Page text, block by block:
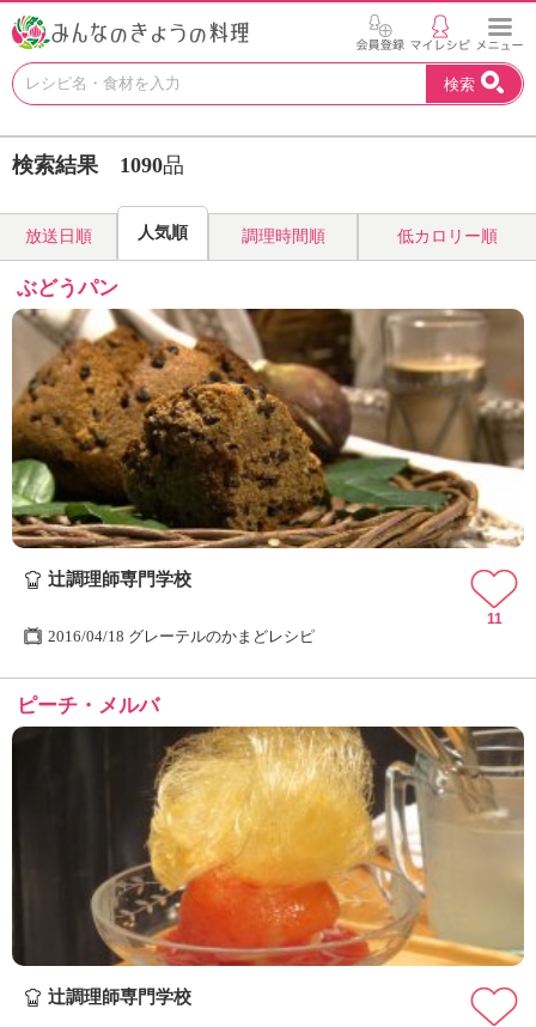
お
い
ピ
を
見
け
よ
う
。
N
H
K
エ
デ
ュ
ョ
み
ん
な
ょ
う
の
料
理
検索
検索結果 1090品
放送日順 人気順 調理時間順 低カロリー順
ぶどうパン
辻󠄀調理師専門学校
2016/04/18 グレーテルのかまどレシピ
11
ピーチ・メルバ
辻󠄀調理師専門学校